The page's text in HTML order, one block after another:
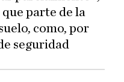
parte de la
como, por
seguridad